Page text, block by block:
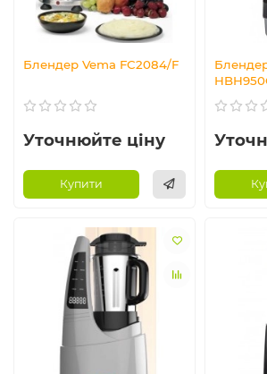
Блендер Vema FC2084/F
Уточнюйте ціну
Купити